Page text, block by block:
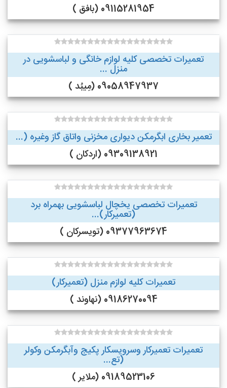
09115281954 (بافق )
تعمیرات تخصصی کلیه لوازم خانگی و لباسشویی در
منزل ...
09058947937 (مِیبُد )
تعمیر بخاری ابگرمکن دیواری مخزنی واتاق گاز وغیره (...
09309138921 (اردکان )
تعمیرات تخصصی یخچال لباسشویی بهمراه برد
(تعمیرکار)...
09377963674 (تویسرکان )
تعمیرات کلیه لوازم منزل (تعمیرکار)
09186270094 (نهاوند )
تعمیرات تعمیرکار وسرویسکار پکیج وآبگرمکن وکولر
(تع...
09189523106 (ملایر )